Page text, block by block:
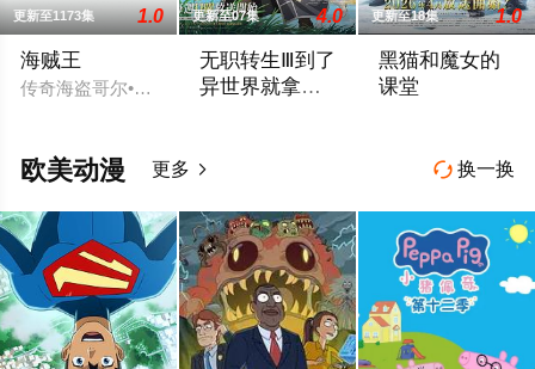
更新至1173集 1.0
海贼王
传奇海盗哥尔•D•罗杰在临死前曾留下关于其毕生的财富“One
更新至07集 4.0
无职转生Ⅲ到了
异世界就拿出
更新至18集 1.0
黑猫和魔女的
课堂
 换一换
欧美动漫 更多 